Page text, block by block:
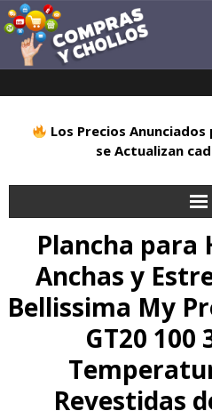
Los Precios
se Actualizan
Inicio
Alimentación
Plancha para
Anchas y
Bellissima My
GT20 100
Revestidas